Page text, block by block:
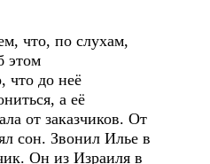
что, по слухам,
этом
что до неё
а её
от заказчиков. От
сон. Звонил Илье в
Он из Израиля в